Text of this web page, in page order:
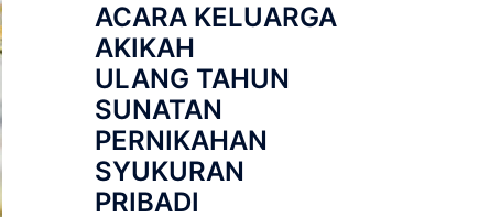
ACARA KELUARGA
AKIKAH
ULANG TAHUN
SUNATAN
PERNIKAHAN
SYUKURAN
PRIBADI